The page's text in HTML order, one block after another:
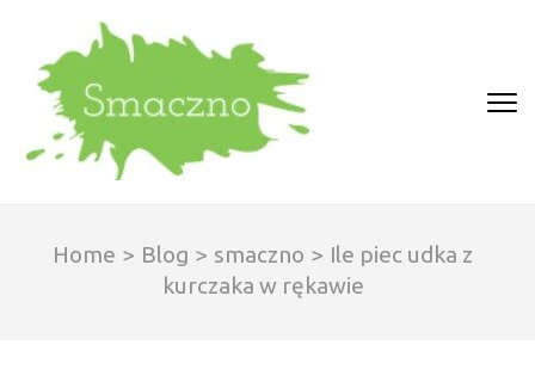
content
(Press
Enter)
Home > Blog > smaczno > Ile piec udka z
kurczaka w rękawie